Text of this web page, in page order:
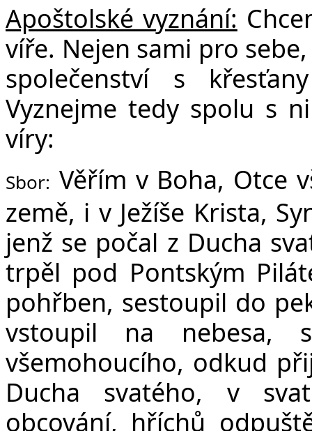
Apoštolské vyznání:
víře. Nejen sami pro
společenství s
Vyznejme tedy spolu s
víry:
Sbor: Věřím v Boha, Otce
země, i v Ježíše Krista,
jenž se počal z Ducha
trpěl pod Pontským
pohřben, sestoupil do
vstoupil na nebesa,
všemohoucího, odkud
Ducha svatého, v
obcování, hříchů